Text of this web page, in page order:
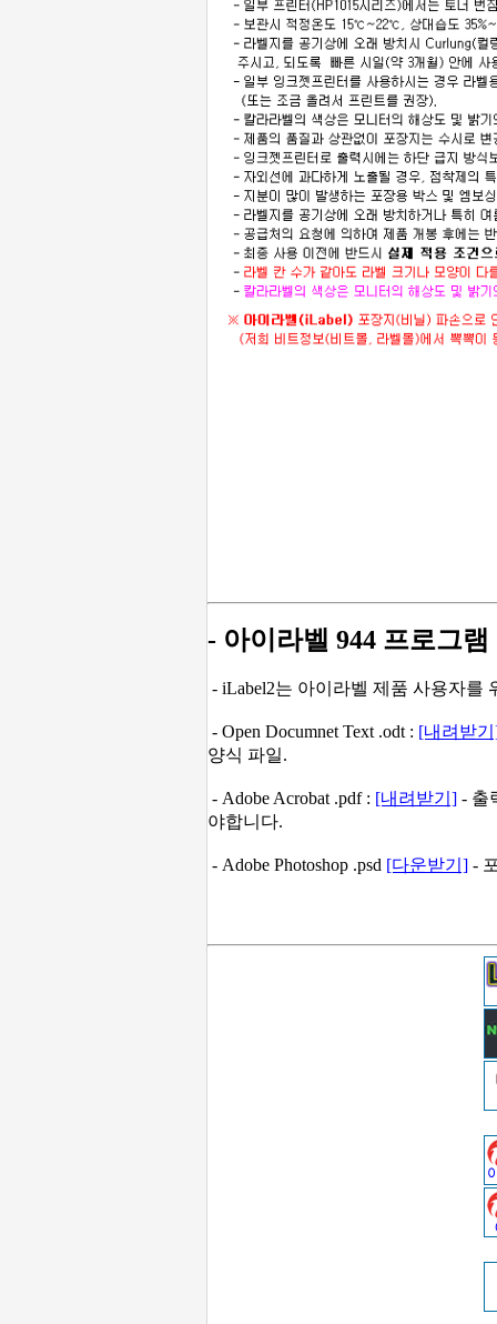
- 아이라벨 944 프로그
- iLabel2는 아이라벨 제품 사용자
- Open Documnet Text .odt : [내려받
양식 파일.
- Adobe Acrobat .pdf : [내려받기] - 출
야합니다.
- Adobe Photoshop .psd [다운받기] -